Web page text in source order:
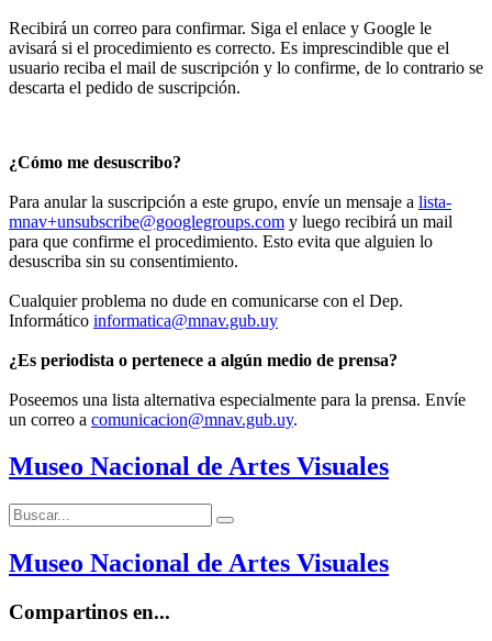
Recibirá un correo para confirmar. Siga el enlace y Google le
avisará si el procedimiento es correcto. Es imprescindible que el
usuario reciba el mail de suscripción y lo confirme, de lo contrario se
descarta el pedido de suscripción.
¿Cómo me desuscribo?
Para anular la suscripción a este grupo, envíe un mensaje a lista-
mnav+unsubscribe@googlegroups.com y luego recibirá un mail
para que confirme el procedimiento. Esto evita que alguien lo
desuscriba sin su consentimiento.
Cualquier problema no dude en comunicarse con el Dep.
Informático informatica@mnav.gub.uy
¿Es periodista o pertenece a algún medio de prensa?
Poseemos una lista alternativa especialmente para la prensa. Envíe
un correo a comunicacion@mnav.gub.uy.
Museo Nacional de Artes Visuales
Buscar:
Buscar
Museo Nacional de Artes Visuales
Compartinos en...